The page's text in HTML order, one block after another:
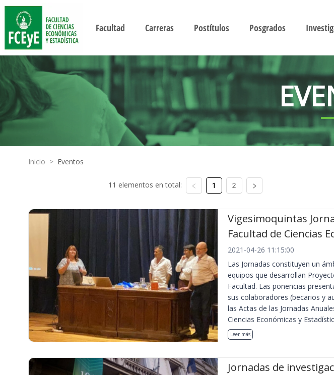
Facultad Carreras Postítulos Posgrados
Inicio > Eventos
11 elementos en total: 1 2
Vigesimoquintas
Facultad de Ciencias
2021-04-26 11:15:00
Las Jornadas constituyen un
equipos que desarrollan
Facultad. Las ponencias
sus colaboradores (becarios y
las Actas de las Jornadas
Ciencias Económicas y
Leer más
Jornadas de